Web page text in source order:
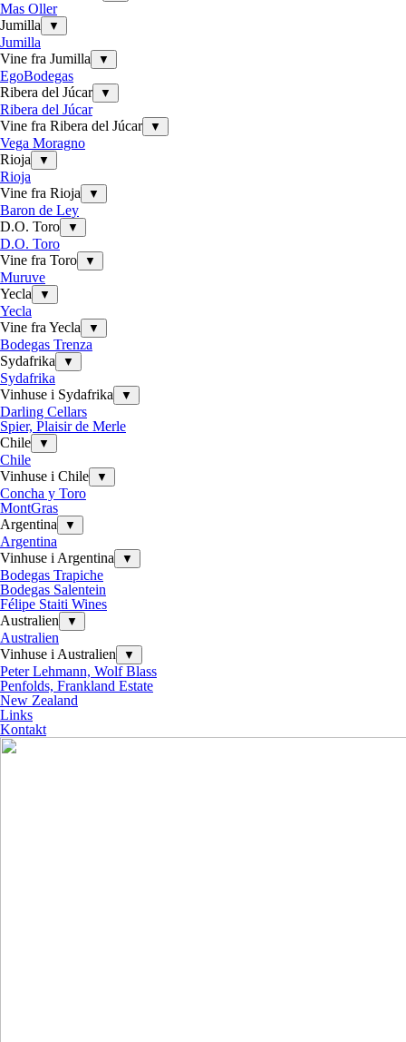
Mas Oller
Jumilla
▼
Jumilla
Vine fra Jumilla
▼
EgoBodegas
Ribera del Júcar
▼
Ribera del Júcar
Vine fra Ribera del Júcar
▼
Vega Moragno
Rioja
▼
Rioja
Vine fra Rioja
▼
Baron de Ley
D.O. Toro
▼
D.O. Toro
Vine fra Toro
▼
Muruve
Yecla
▼
Yecla
Vine fra Yecla
▼
Bodegas Trenza
Sydafrika
▼
Sydafrika
Vinhuse i Sydafrika
▼
Darling Cellars
Spier, Plaisir de Merle
Chile
▼
Chile
Vinhuse i Chile
▼
Concha y Toro
MontGras
Argentina
▼
Argentina
Vinhuse i Argentina
▼
Bodegas Trapiche
Bodegas Salentein
Félipe Staiti Wines
Australien
▼
Australien
Vinhuse i Australien
▼
Peter Lehmann, Wolf Blass
Penfolds, Frankland Estate
New Zealand
Links
Kontakt